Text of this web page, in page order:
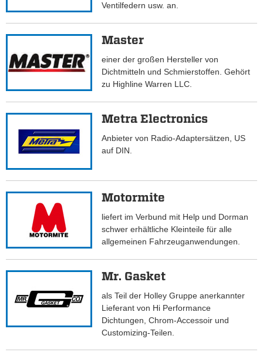
Ventilfedern usw. an.
Master
einer der großen Hersteller von
Dichtmitteln und Schmierstoffen. Gehört
zu Highline Warren LLC.
Metra Electronics
Anbieter von Radio-Adaptersätzen, US
auf DIN.
Motormite
liefert im Verbund mit Help und Dorman
schwer erhältliche Kleinteile für alle
allgemeinen Fahrzeuganwendungen.
Mr. Gasket
als Teil der Holley Gruppe anerkannter
Lieferant von Hi Performance
Dichtungen, Chrom-Accessoir und
Customizing-Teilen.